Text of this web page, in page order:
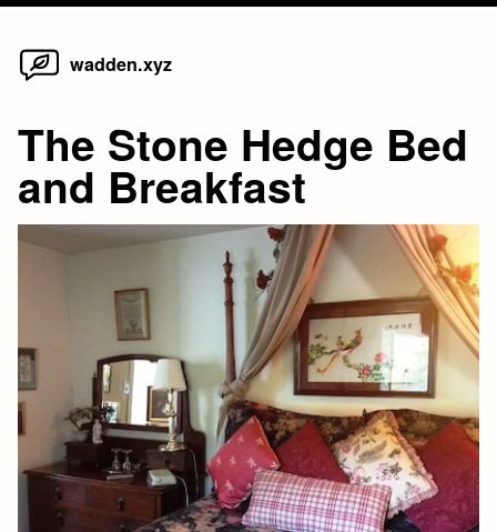
Skip
wadden.xyz
The Stone Hedge Bed
and Breakfast